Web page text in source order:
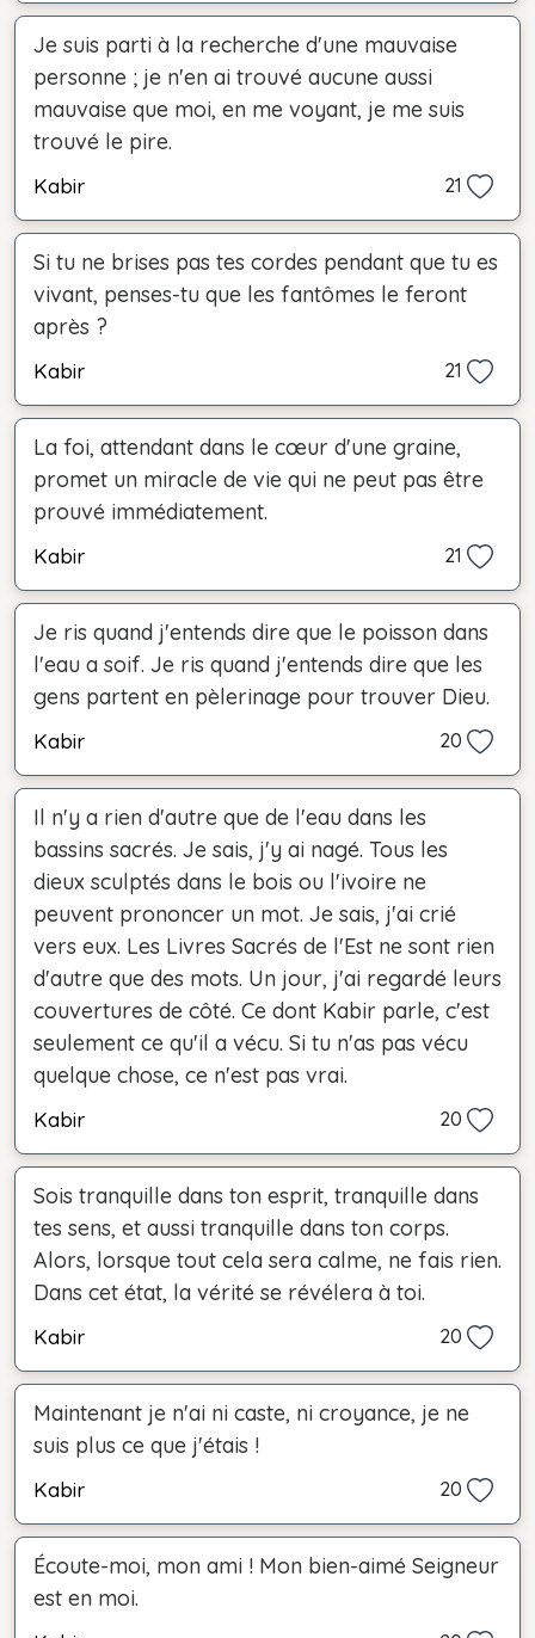
Je suis parti à la recherche d'une mauvaise
personne ; je n'en ai trouvé aucune aussi
mauvaise que moi, en me voyant, je me suis
trouvé le pire.
Kabir 21
Si tu ne brises pas tes cordes pendant que tu es
vivant, penses-tu que les fantômes le feront
après ?
Kabir 21
La foi, attendant dans le cœur d'une graine,
promet un miracle de vie qui ne peut pas être
prouvé immédiatement.
Kabir 21
Je ris quand j'entends dire que le poisson dans
l'eau a soif. Je ris quand j'entends dire que les
gens partent en pèlerinage pour trouver Dieu.
Kabir 20
Il n'y a rien d'autre que de l'eau dans les
bassins sacrés. Je sais, j'y ai nagé. Tous les
dieux sculptés dans le bois ou l'ivoire ne
peuvent prononcer un mot. Je sais, j'ai crié
vers eux. Les Livres Sacrés de l'Est ne sont rien
d'autre que des mots. Un jour, j'ai regardé leurs
couvertures de côté. Ce dont Kabir parle, c'est
seulement ce qu'il a vécu. Si tu n'as pas vécu
quelque chose, ce n'est pas vrai.
Kabir 20
Sois tranquille dans ton esprit, tranquille dans
tes sens, et aussi tranquille dans ton corps.
Alors, lorsque tout cela sera calme, ne fais rien.
Dans cet état, la vérité se révélera à toi.
Kabir 20
Maintenant je n'ai ni caste, ni croyance, je ne
suis plus ce que j'étais !
Kabir 20
Écoute-moi, mon ami ! Mon bien-aimé Seigneur
est en moi.